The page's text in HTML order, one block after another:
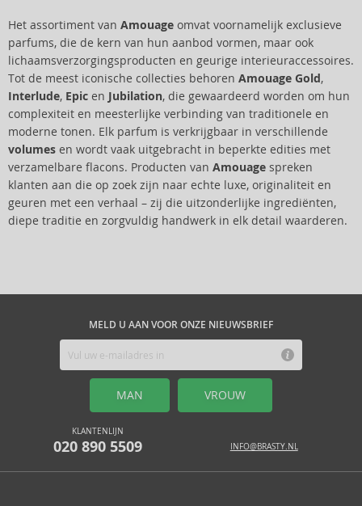
Het assortiment van Amouage omvat voornamelijk exclusieve
parfums, die de kern van hun aanbod vormen, maar ook
lichaamsverzorgingsproducten en geurige interieuraccessoires.
Tot de meest iconische collecties behoren Amouage Gold,
Interlude, Epic en Jubilation, die gewaardeerd worden om hun
complexiteit en meesterlijke verbinding van traditionele en
moderne tonen. Elk parfum is verkrijgbaar in verschillende
volumes en wordt vaak uitgebracht in beperkte edities met
verzamelbare flacons. Producten van Amouage spreken
klanten aan die op zoek zijn naar echte luxe, originaliteit en
geuren met een verhaal – zij die uitzonderlijke ingrediënten,
diepe traditie en zorgvuldig handwerk in elk detail waarderen.
MELD U AAN VOOR ONZE NIEUWSBRIEF
MAN VROUW
KLANTENLIJN
020 890 5509 INFO@BRASTY.NL